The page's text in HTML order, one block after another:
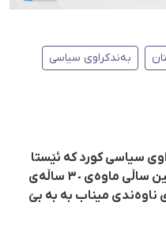
بەندکراوی سیاسی
سیاسی کورد کە ئێستا
سەرقاڵی تێپەڕاندنی سێزدەهەمین ساڵی ماوەی ٣٠ ساڵەی
ناوەندی میناب بە بە بێ